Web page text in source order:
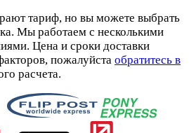
тариф, но вы можете выбрать
Мы работаем с несколькими
Цена и сроки доставки
пожалуйста обратитесь в
расчета.